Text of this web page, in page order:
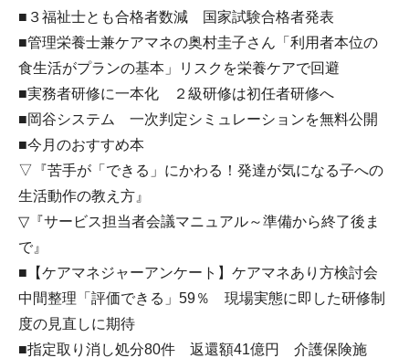
■３福祉士とも合格者数減 国家試験合格者発表
■管理栄養士兼ケアマネの奥村圭子さん「利用者本位の
食生活がプランの基本」リスクを栄養ケアで回避
■実務者研修に一本化 ２級研修は初任者研修へ
■岡谷システム 一次判定シミュレーションを無料公開
■今月のおすすめ本
▽『苦手が「できる」にかわる！発達が気になる子への
生活動作の教え方』
▽『サービス担当者会議マニュアル～準備から終了後ま
で』
■【ケアマネジャーアンケート】ケアマネあり方検討会
中間整理「評価できる」59％ 現場実態に即した研修制
度の見直しに期待
■指定取り消し処分80件 返還額41億円 介護保険施